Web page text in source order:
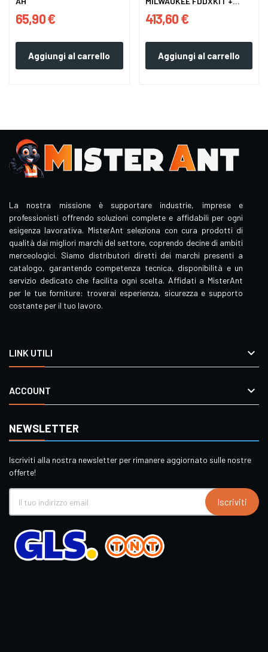
65,90 €
Aggiungi al carrello
MANDRINI...
413,60 €
Aggiungi al carrello
La nostra missione è supportare industrie, imprese e
professionisti offrendo soluzioni complete e affidabili per ogni
esigenza lavorativa. MisterAnt seleziona con cura prodotti di
qualità dai migliori marchi del settore, coprendo decine di ambiti
merceologici. Siamo distributori diretti dei marchi presenti a
catalogo, garantendo competenza tecnica, disponibilità e un
servizio dedicato che facilita ogni scelta. Affidati a MisterAnt
per le tue forniture: troverai esperienza, sicurezza e supporto
costante per il tuo lavoro.
LINK UTILI 
ACCOUNT 
NEWSLETTER
Iscriviti alla nostra newsletter per rimanere aggiornato sulle nostre
offerte!
Iscriviti